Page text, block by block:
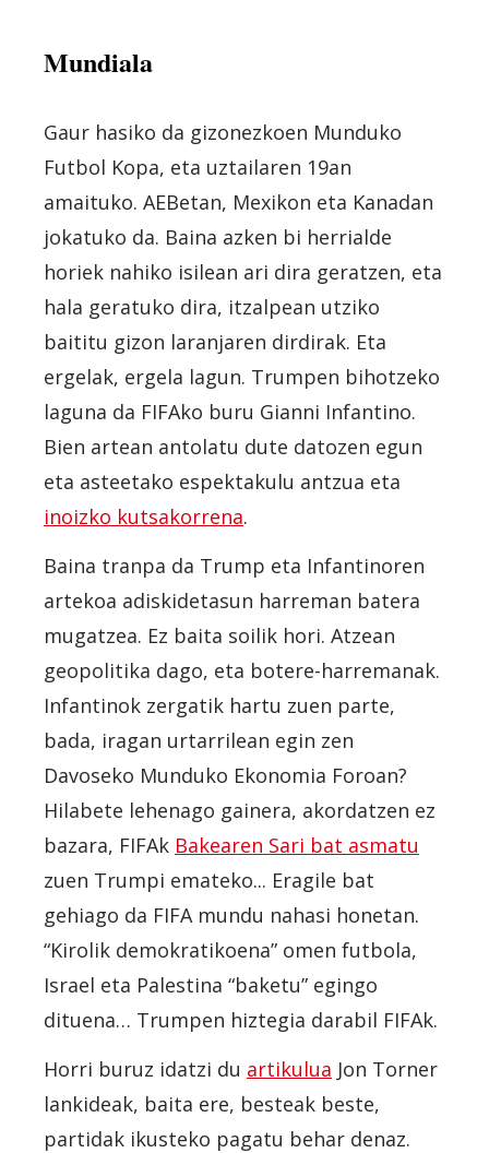
Mundiala
Gaur hasiko da gizonezkoen Munduko
Futbol Kopa, eta uztailaren 19an
amaituko. AEBetan, Mexikon eta Kanadan
jokatuko da. Baina azken bi herrialde
horiek nahiko isilean ari dira geratzen, eta
hala geratuko dira, itzalpean utziko
baititu gizon laranjaren dirdirak. Eta
ergelak, ergela lagun. Trumpen bihotzeko
laguna da FIFAko buru Gianni Infantino.
Bien artean antolatu dute datozen egun
eta asteetako espektakulu antzua eta
inoizko kutsakorrena.
Baina tranpa da Trump eta Infantinoren
artekoa adiskidetasun harreman batera
mugatzea. Ez baita soilik hori. Atzean
geopolitika dago, eta botere-harremanak.
Infantinok zergatik hartu zuen parte,
bada, iragan urtarrilean egin zen
Davoseko Munduko Ekonomia Foroan?
Hilabete lehenago gainera, akordatzen ez
bazara, FIFAk Bakearen Sari bat asmatu
zuen Trumpi emateko... Eragile bat
gehiago da FIFA mundu nahasi honetan.
“Kirolik demokratikoena” omen futbola,
Israel eta Palestina “baketu” egingo
dituena… Trumpen hiztegia darabil FIFAk.
Horri buruz idatzi du artikulua Jon Torner
lankideak, baita ere, besteak beste,
partidak ikusteko pagatu behar denaz.